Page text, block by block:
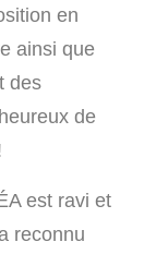
en
ainsi que
des
de
est ravi et
reconnu